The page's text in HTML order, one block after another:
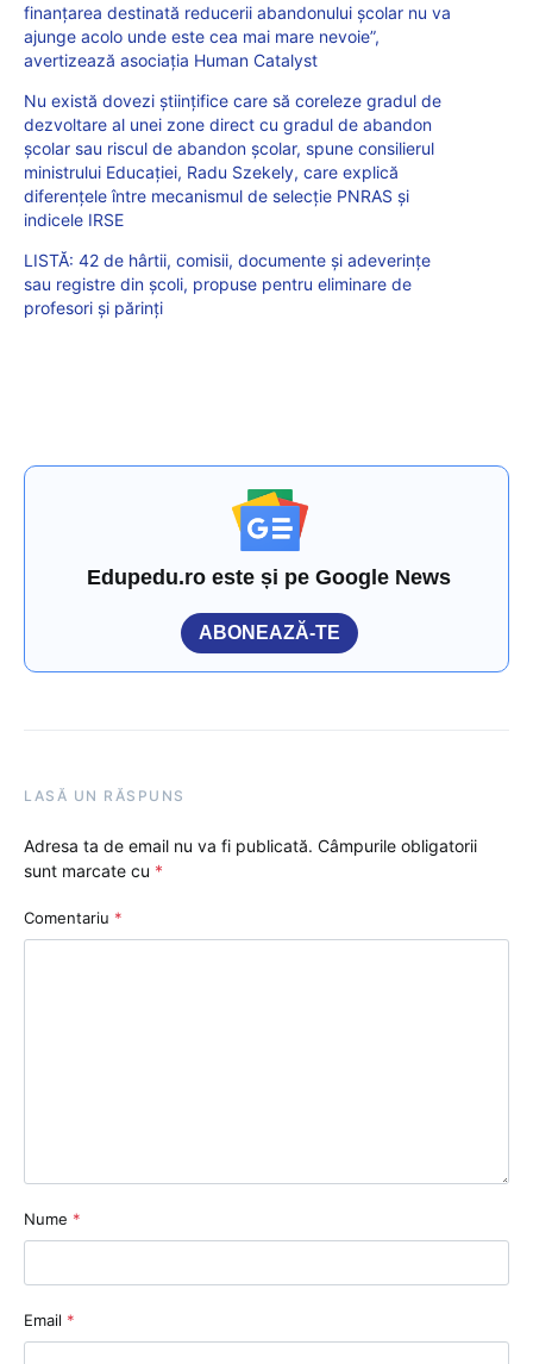
finanțarea destinată reducerii abandonului școlar nu va
ajunge acolo unde este cea mai mare nevoie”,
avertizează asociația Human Catalyst
Nu există dovezi științifice care să coreleze gradul de
dezvoltare al unei zone direct cu gradul de abandon
școlar sau riscul de abandon școlar, spune consilierul
ministrului Educației, Radu Szekely, care explică
diferențele între mecanismul de selecție PNRAS și
indicele IRSE
LISTĂ: 42 de hârtii, comisii, documente și adeverințe
sau registre din școli, propuse pentru eliminare de
profesori și părinți
Edupedu.ro este și pe Google News
ABONEAZĂ-TE
LASĂ UN RĂSPUNS
Adresa ta de email nu va fi publicată. Câmpurile obligatorii
sunt marcate cu *
Comentariu *
Nume *
Email *